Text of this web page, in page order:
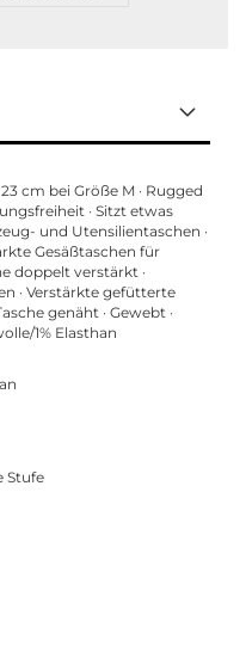
cm bei Größe M · Rugged
· Sitzt etwas
und Utensilientaschen ·
Gesäßtaschen für
doppelt verstärkt ·
· Verstärkte gefütterte
genäht · Gewebt ·
1% Elasthan
Stufe